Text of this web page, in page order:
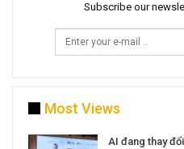
Subscribe our
Most Views
AI đang thay